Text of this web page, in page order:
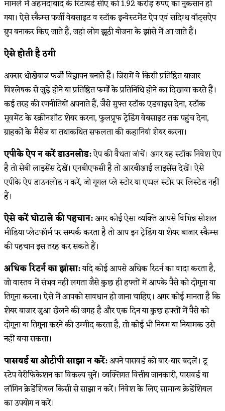
मामले में अहमदाबाद के रिटायर्ड सीए को 1.92 करोड़ रुपए का नुकसान हो
गया। ऐसे स्कैम्स फर्जी वेबसाइट व स्टॉक इन्वेस्टमेंट ऐप एवं सदिग्ध वॉट्सऐप
ग्रुप बनाकर किए जाते हैं, जहां लोग झूठी योजना के झांसे में आ जाते हैं।
ऐसे होती है ठगी
अक्सर धोखेबाज फर्जी विज्ञापन बनाते हैं। जिसमें वे किसी प्रतिष्ठित बाजार
विश्लेषक से जुड़े होने या प्रतिष्ठित फर्मों के प्रतिनिधि होने का दिखावा करते हैं।
कई तरह की रणनीतियों अपनाते हैं, जैसे मुफ्त स्टॉक एडवाइस देना, स्टॉक
मूवमेंट के स्क्रीनशॉट शेयर करना, फुलप्रूफ ट्रेडिंग वेबसाइट तक पहुंच देना,
ग्राहकों के मैसेज या तथाकथित सफलता की कहानियां शेयर करना।
एपीके ऐप न करें डाउनलोड:ऐप की वैधता जांचें। अगर यह स्टॉक निवेश ऐप
है तो सेबी लाइसेंस देखें। एनबीएफसी है तो आरबीआई लाइसेंस देखें। ऐसे
एपीके ऐप डाउनलोड न करें, जो गूगल प्ले स्टोर या एप्पल स्टोर पर लिस्टेड नहीं
हैं।
ऐसे करें घोटाले की पहचान:अगर कोई ऐसा व्यक्ति आपसे विभिन्न सोशल
मीडिया प्लेटफॉर्म पर सम्पर्क करता है तो आप इन ट्रेडिंग या शेयर बाजार स्कैम्स
की पहचान इस तरह कर सकते हैं।
अधिक रिटर्न का झांसा:यदि कोई आपसे अधिक रिटर्न का वादा करता है,
जो वास्तव में संभव नहीं लगता जैसे कुछ ही हफ्तों में आपके पैसे को दोगुना या
तिगुना करना। ऐसे में आपको सावधान हो जाना चाहिए। अगर कोई मानता है कि
शेयर बाजार जुआ खेलने की जगह है और एक दिन या कुछ हफ्तों में पैसे को
दोगुना या तिगुना करने की उम्मीद करता है, तो कोई भी नियम या नियामक उसे
नहीं बचा सकता।
पासवर्ड या ओटीपी साझा न करें:अपने पासवर्ड को बार-बार बदलें। टू
स्टेप वेरीफिकेशन का विकल्प चुनें। व्यक्तिगत वित्तीय जानकारी, पासवर्ड या
लॉगिन क्रेडेंशियल किसी से साझा न करें। निवेश के लिए सामान्य क्रेडेंशियल
का उपयोग न करें।